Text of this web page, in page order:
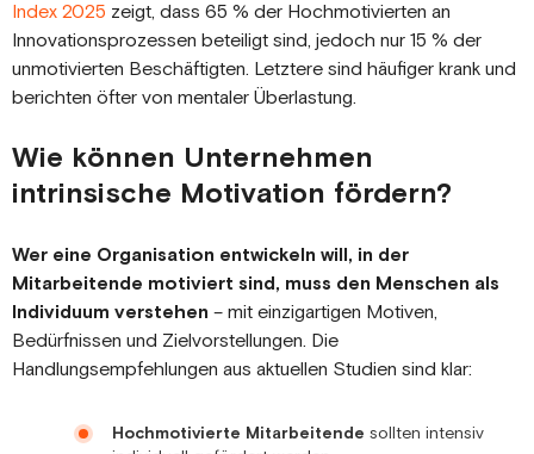
Index 2025 zeigt, dass 65 % der Hochmotivierten an
Innovationsprozessen beteiligt sind, jedoch nur 15 % der
unmotivierten Beschäftigten. Letztere sind häufiger krank und
berichten öfter von mentaler Überlastung.
Wie können Unternehmen
intrinsische Motivation fördern?
Wer eine Organisation entwickeln will, in der
Mitarbeitende motiviert sind, muss den Menschen als
Individuum verstehen – mit einzigartigen Motiven,
Bedürfnissen und Zielvorstellungen. Die
Handlungsempfehlungen aus aktuellen Studien sind klar:
Hochmotivierte Mitarbeitende sollten intensiv